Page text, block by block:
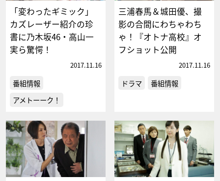
「変わったギミック」
カズレーザー紹介の珍
書に乃木坂46・高山一
実ら驚愕！
2017.11.16
番組情報
アメトーーク！
三浦春馬＆城田優、撮
影の合間にわちゃわち
ゃ！『オトナ高校』オ
フショット公開
2017.11.16
ドラマ 番組情報